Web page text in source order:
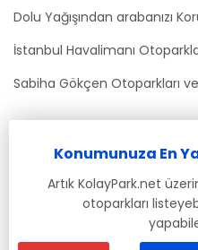
Dolu Yağışından arabanızı
İstanbul Havalimanı
Sabiha Gökçen Otoparkları
Konumunuza En
Artık KolayPark.net
otoparkları